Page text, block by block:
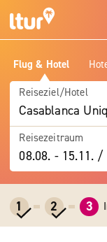
Flug & Hotel
Reiseziel/Hotel
Reisezeitraum
08.08. -15.11. /
1 2 3